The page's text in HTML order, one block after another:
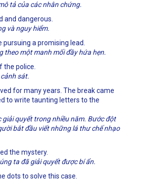
tả của các nhân chứng.
and dangerous.
và nguy hiểm.
a promising lead.
theo một manh mối đầy hứa hẹn.
police.
sát.
for many years. The break came
to write taunting letters to the
giải quyết trong nhiều năm. Bước đột
bắt đầu viết những lá thư chế nhạo
the mystery.
ta đã giải quyết được bí ẩn.
dots to solve this case.